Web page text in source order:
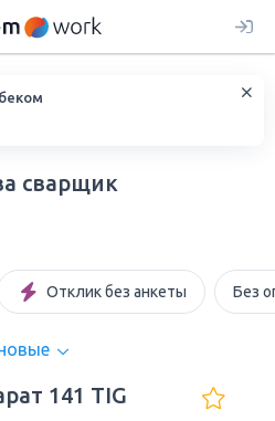
сварщик
Отклик без анкеты Без
141 TIG